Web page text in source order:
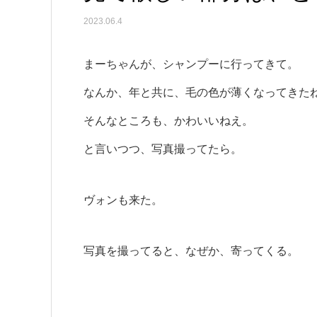
2023.06.4
まーちゃんが、シャンプーに行ってきて。
なんか、年と共に、毛の色が薄くなってきた
そんなところも、かわいいねえ。
と言いつつ、写真撮ってたら。
ヴォンも来た。
写真を撮ってると、なぜか、寄ってくる。